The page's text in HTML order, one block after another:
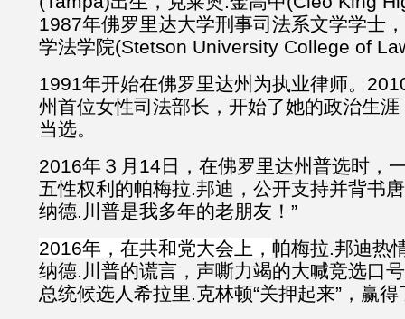
1987年佛罗里达大学刑事司法系文学学士
学法学院(Stetson University College of
1991年开始在佛罗里达州为执业律师。
州首位女性司法部长，开始了她的政治生
当选。
2016年３月14日，在佛罗里达州普选时，
五性权利的帕梅拉.邦迪，公开支持并背书
纳德.川普是我多年的老朋友！”
2016年，在共和党大会上， 帕梅拉.邦迪热
纳德.川普的谎言，声嘶力竭的大喊竞选口
总统候选人希拉里.克林顿“关押起来”，赢